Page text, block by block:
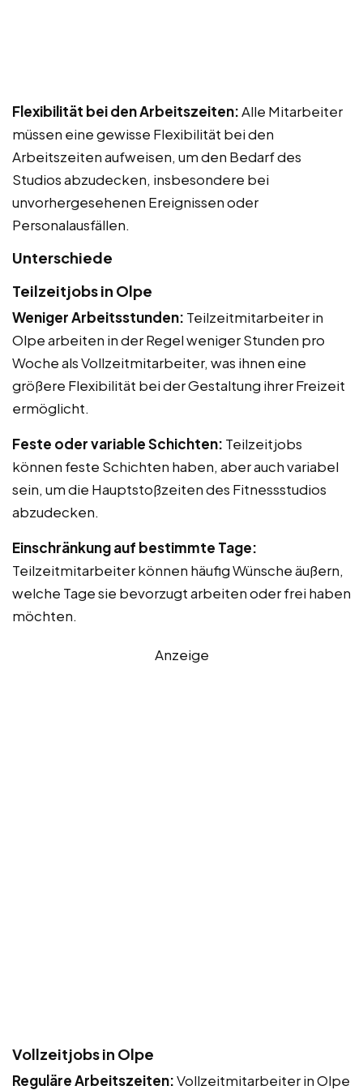
Flexibilität bei den Arbeitszeiten:Alle Mitarbeiter
müssen eine gewisse Flexibilität bei den
Arbeitszeiten aufweisen, um den Bedarf des
Studios abzudecken, insbesondere bei
unvorhergesehenen Ereignissen oder
Personalausfällen.
Unterschiede
Teilzeitjobs in Olpe
Weniger Arbeitsstunden: Teilzeitmitarbeiter in
Olpe arbeiten in der Regel weniger Stunden pro
Woche als Vollzeitmitarbeiter, was ihnen eine
größere Flexibilität bei der Gestaltung ihrer Freizeit
ermöglicht.
Feste oder variable Schichten: Teilzeitjobs
können feste Schichten haben, aber auch variabel
sein, um die Hauptstoßzeiten des Fitnessstudios
abzudecken.
Einschränkung auf bestimmte Tage:
Teilzeitmitarbeiter können häufig Wünsche äußern,
welche Tage sie bevorzugt arbeiten oder frei haben
möchten.
Anzeige
Vollzeitjobs in Olpe
Reguläre Arbeitszeiten:Vollzeitmitarbeiter in Olpe